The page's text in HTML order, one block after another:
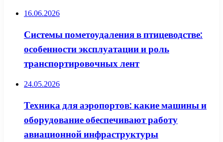
16.06.2026
Системы пометоудаления в птицеводстве:
особенности эксплуатации и роль
транспортировочных лент
24.05.2026
Техника для аэропортов: какие машины и
оборудование обеспечивают работу
авиационной инфраструктуры